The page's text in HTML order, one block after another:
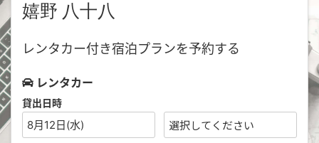
嬉野 八十八
レンタカー付き宿泊プランを予約する
レンタカー
貸出日時
8月12日(水)